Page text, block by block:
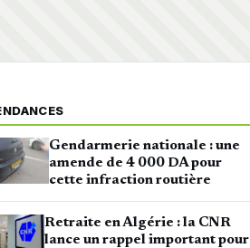
Gendarmerie nationale : une
amende de 4 000 DA pour
cette infraction routière
Retraite en Algérie : la CNR
lance un rappel important pour